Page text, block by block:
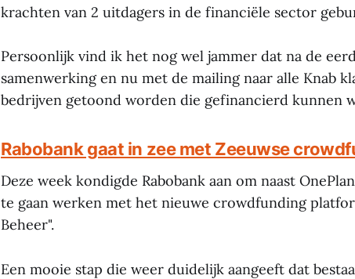
krachten van 2 uitdagers in de financiële sector
Persoonlijk vind ik het nog wel jammer dat na de
samenwerking en nu met de mailing naar alle Knab
bedrijven getoond worden die gefinancierd kunnen
Rabobank gaat in zee met Zeeuwse
Deze week kondigde Rabobank aan om naast
te gaan werken met het nieuwe crowdfunding
Beheer".
Een mooie stap die weer duidelijk aangeeft dat